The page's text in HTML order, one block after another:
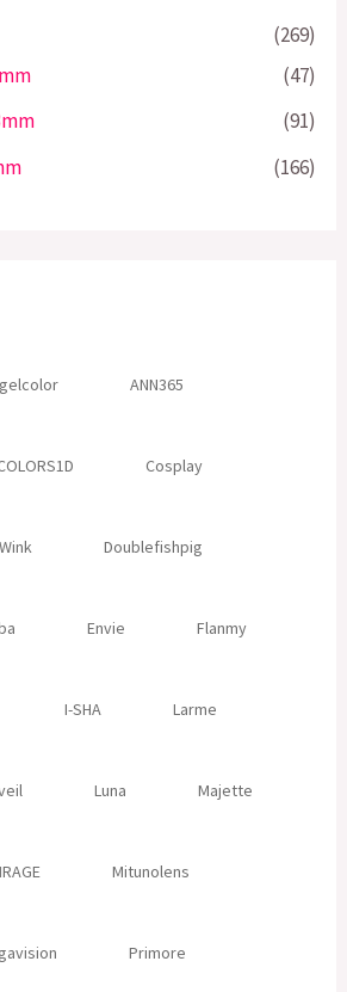
(269)
(47)
(91)
(166)
ANN365
Cosplay
Doublefishpig
Envie Flanmy
I-SHA Larme
Luna Majette
Mitunolens
Primore